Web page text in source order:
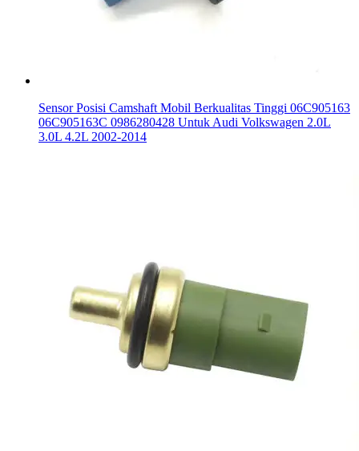
Sensor Posisi Camshaft Mobil Berkualitas Tinggi 06C905163
06C905163C 0986280428 Untuk Audi Volkswagen 2.0L
3.0L 4.2L 2002-2014